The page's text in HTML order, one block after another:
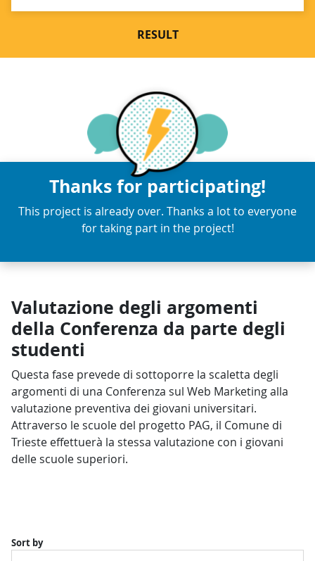
RESULT
Thanks for participating!
This project is already over. Thanks a lot to everyone
for taking part in the project!
Valutazione degli argomenti
della Conferenza da parte degli
studenti
Questa fase prevede di sottoporre la scaletta degli
argomenti di una Conferenza sul Web Marketing alla
valutazione preventiva dei giovani universitari.
Attraverso le scuole del progetto PAG, il Comune di
Trieste effettuerà la stessa valutazione con i giovani
delle scuole superiori.
Sort by